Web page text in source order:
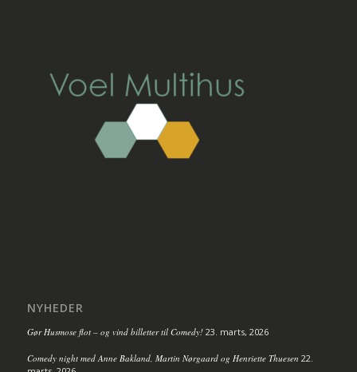
NYHEDER
Gør Husmose flot – og vind billetter til Comedy! 23. marts, 2026
Comedy night med Anne Bakland, Martin Nørgaard og Henriette Thuesen 22.